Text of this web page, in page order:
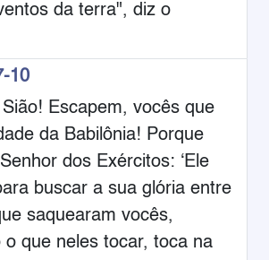
da terra", diz o
10
Escapem, vocês que
da Babilônia! Porque
dos Exércitos: ‘Ele
buscar a sua glória entre
saquearam vocês,
o que neles tocar, toca na